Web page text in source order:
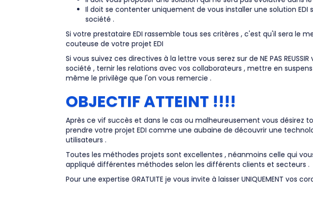
Il doit se contenter uniquement de vous installer une solution
société .
Si votre prestataire EDI rassemble tous ses critères , c'est qu'il sera le
couteuse de votre projet EDI
Si vous suivez ces directives à la lettre vous serez sur de NE PAS
société , ternir les relations avec vos collaborateurs , mettre en
même le privilège que l'on vous remercie .
OBJECTIF ATTEINT !!!!
Après ce vif succès et dans le cas ou malheureusement vous désirez
prendre votre projet EDI comme une aubaine de découvrir une
utilisateurs .
Toutes les méthodes projets sont excellentes , néanmoins celle qui
appliqué différentes méthodes selon les différents clients et secteurs .
Pour une expertise GRATUITE je vous invite à laisser UNIQUEMENT vos